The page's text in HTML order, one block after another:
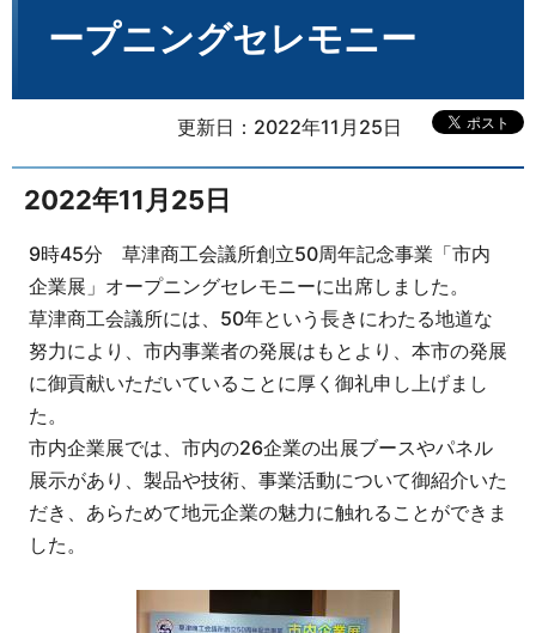
ープニングセレモニー
更新日：2022年11月25日
2022年11月25日
9時45分 草津商工会議所創立50周年記念事業「市内
企業展」オープニングセレモニーに出席しました。
草津商工会議所には、50年という長きにわたる地道な
努力により、市内事業者の発展はもとより、本市の発展
に御貢献いただいていることに厚く御礼申し上げまし
た。
市内企業展では、市内の26企業の出展ブースやパネル
展示があり、製品や技術、事業活動について御紹介いた
だき、あらためて地元企業の魅力に触れることができま
した。